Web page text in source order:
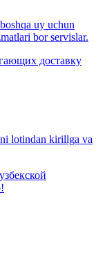
uy uchun
bor servislar.
доставку
lotindan kirillga va